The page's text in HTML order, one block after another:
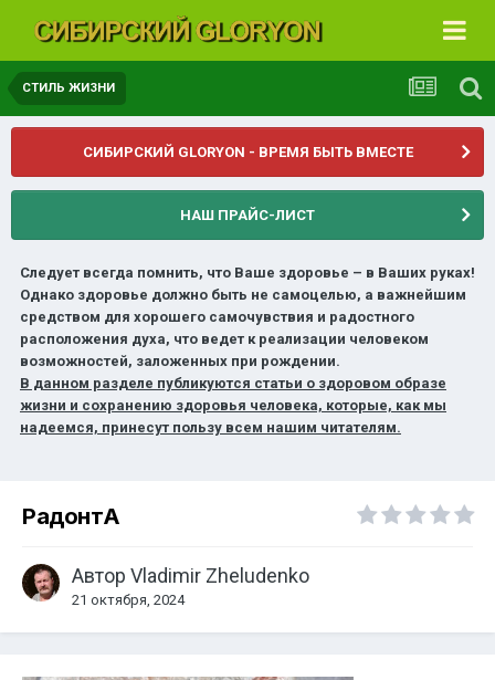
СТИЛЬ ЖИЗНИ
СИБИРСКИЙ GLORYON - ВРЕМЯ БЫТЬ ВМЕСТЕ
НАШ ПРАЙС-ЛИСТ
Следует всегда помнить, что Ваше здоровье – в Ваших руках!
Однако здоровье должно быть не самоцелью, а важнейшим
средством для хорошего самочувствия и радостного
расположения духа, что ведет к реализации человеком
возможностей, заложенных при рождении.
В данном разделе публикуются статьи о здоровом образе
жизни и сохранению здоровья человека, которые, как мы
надеемся, принесут пользу всем нашим читателям.
РадонтА
Автор Vladimir Zheludenko
21 октября, 2024